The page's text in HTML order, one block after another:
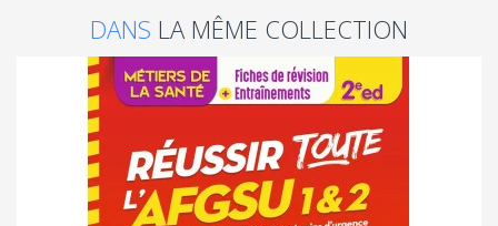
DANS LA MÊME COLLECTION